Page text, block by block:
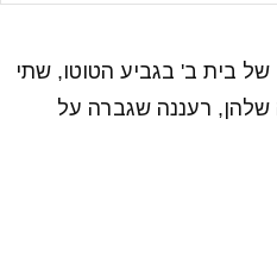
בית ב' בגביע הטוטו, שתי
שלהן, רעננה שגברה על